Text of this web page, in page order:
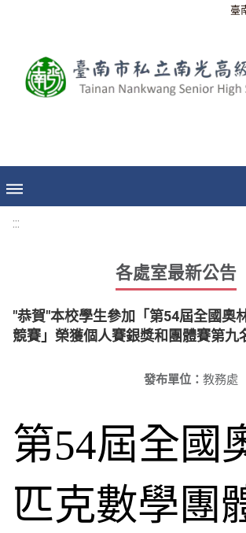
臺
:::
各處室最新公告
"恭賀"本校學生參加「第54屆全國奧
競賽」榮獲個人賽銀獎和團體賽第九
發布單位： 教務處
第54屆全國
匹克數學團